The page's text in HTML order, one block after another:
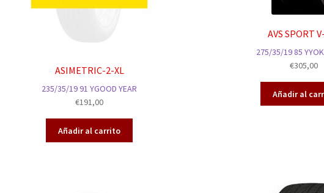
ASIMETRIC-2-XL
235/35/19 91 YGOOD YEAR
€191,00
Añadir al carrito
AVS SPORT
275/35/19 85
€305,00
Añadir al